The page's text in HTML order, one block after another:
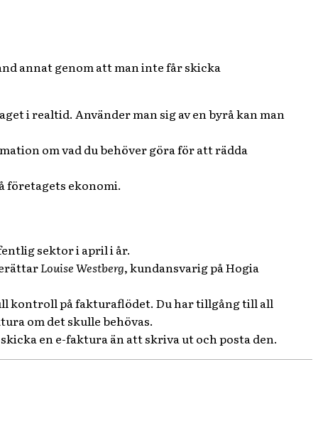
annat genom att man inte får skicka
i realtid. Använder man sig av en byrå kan man
om vad du behöver göra för att rädda
företagets ekonomi.
sektor i april i år.
Louise Westberg, kundansvarig på Hogia
kontroll på fakturaflödet. Du har tillgång till all
om det skulle behövas.
en e-faktura än att skriva ut och posta den.